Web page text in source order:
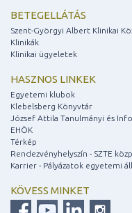
BETEGELLÁTÁS
Szent-Györgyi Albert Klinikai
Klinikák
Klinikai ügyeletek
HASZNOS LINKEK
Egyetemi klubok
Klebelsberg Könyvtár
József Attila Tanulmányi és
EHÖK
Térkép
Rendezvényhelyszín - SZTE
Karrier - Pályázatok egyetemi
KÖVESS MINKET